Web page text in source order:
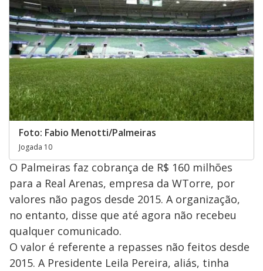
Foto: Fabio Menotti/Palmeiras
Jogada 10
O Palmeiras faz cobrança de R$ 160 milhões
para a Real Arenas, empresa da WTorre, por
valores não pagos desde 2015. A organização,
no entanto, disse que até agora não recebeu
qualquer comunicado.
O valor é referente a repasses não feitos desde
2015. A Presidente Leila Pereira, aliás, tinha